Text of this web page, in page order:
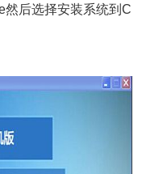
然后选择安装系统到C